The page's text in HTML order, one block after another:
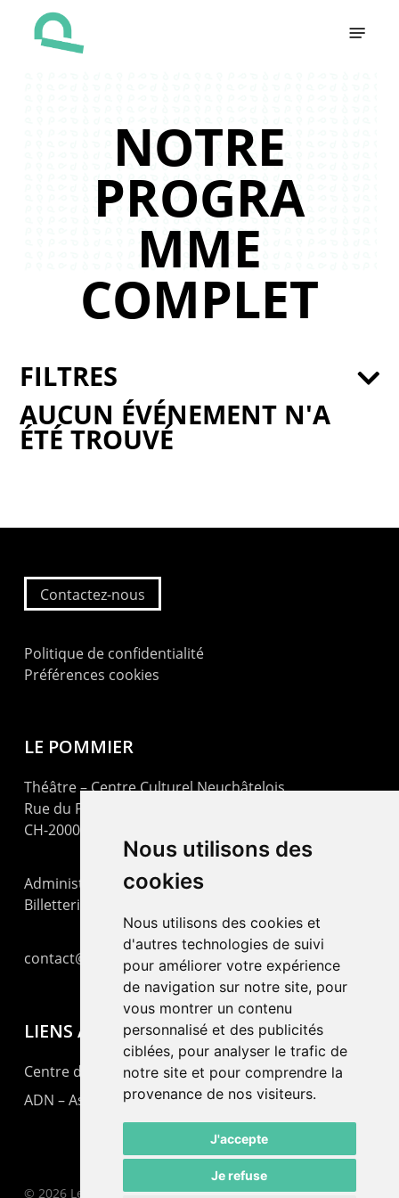
Nous utilisons des
cookies
Nous utilisons des cookies et
d'autres technologies de suivi
pour améliorer votre expérience
de navigation sur notre site, pour
vous montrer un contenu
personnalisé et des publicités
ciblées, pour analyser le trafic de
notre site et pour comprendre la
provenance de nos visiteurs.
J'accepte
Je refuse
NOTRE
PROGRA
MME
COMPLET
AUCUN ÉVÉNEMENT N'A
ÉTÉ TROUVÉ
FILTRES
Contactez-nous
Politique de confidentialité
Préférences cookies
LE POMMIER
Théâtre – Centre Culturel Neuchâtelois
Rue du Pommier 9
CH-2000 Neuchâtel
Administration : +41 32 725 03 03
Billetterie : +41 32 725 05 05
contact@lepommier.ch
LIENS AMIS
Centre de culture ABC
ADN – Association Danse Neuchâtel
© 2026 Le Pommier.